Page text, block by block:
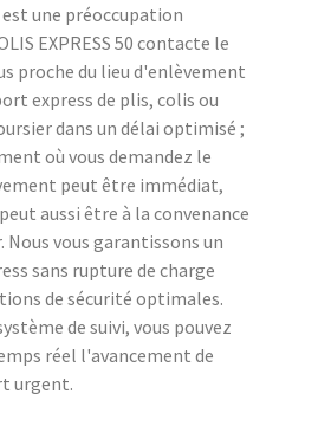
une préoccupation
EXPRESS 50 contacte le
proche du lieu d'enlèvement
express de plis, colis ou
dans un délai optimisé ;
où vous demandez le
peut être immédiat,
aussi être à la convenance
Nous vous garantissons un
sans rupture de charge
de sécurité optimales.
de suivi, vous pouvez
réel l'avancement de
urgent.